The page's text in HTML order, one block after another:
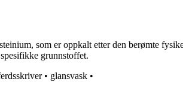
som er oppkalt etter den berømte
grunnstoffet.
• glansvask •